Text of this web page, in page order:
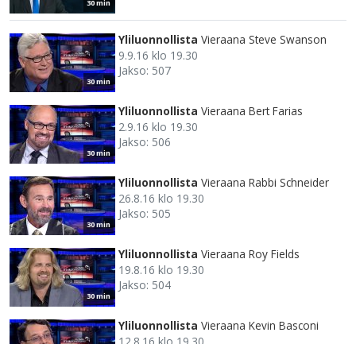
30 min
30 min
Yliluonnollista Vieraana Steve Swanson
9.9.16 klo 19.30
Jakso: 507
30 min
Yliluonnollista Vieraana Bert Farias
2.9.16 klo 19.30
Jakso: 506
30 min
Yliluonnollista Vieraana Rabbi Schneider
26.8.16 klo 19.30
Jakso: 505
30 min
Yliluonnollista Vieraana Roy Fields
19.8.16 klo 19.30
Jakso: 504
Yliluonnollista Vieraana Kevin Basconi